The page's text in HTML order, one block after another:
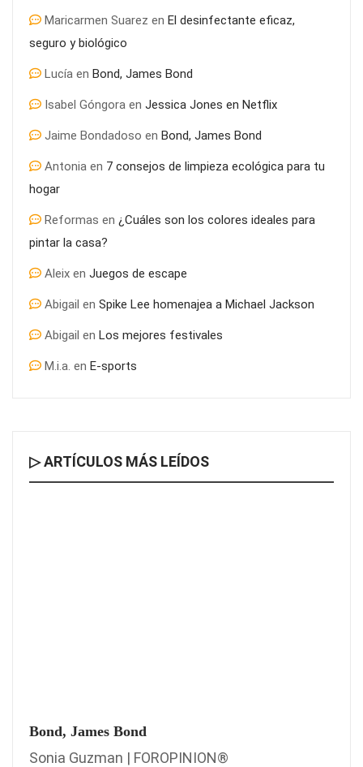
para este agosto, según KAYAK
Maricarmen Suarez en El desinfectante eficaz,
seguro y biológico
Lucía en Bond, James Bond
Isabel Góngora en Jessica Jones en Netflix
Jaime Bondadoso en Bond, James Bond
Antonia en 7 consejos de limpieza ecológica para tu
hogar
Reformas en ¿Cuáles son los colores ideales para
pintar la casa?
Aleix en Juegos de escape
Abigail en Spike Lee homenajea a Michael Jackson
Abigail en Los mejores festivales
M.i.a. en E-sports
▷ ARTÍCULOS MÁS LEÍDOS
Bond, James Bond
Sonia Guzman | FOROPINION®